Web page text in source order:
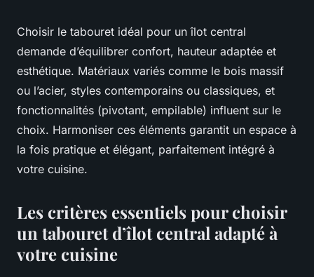
Choisir le tabouret idéal pour un îlot central
demande d’équilibrer confort, hauteur adaptée et
esthétique. Matériaux variés comme le bois massif
ou l’acier, styles contemporains ou classiques, et
fonctionnalités (pivotant, empilable) influent sur le
choix. Harmoniser ces éléments garantit un espace à
la fois pratique et élégant, parfaitement intégré à
votre cuisine.
Les critères essentiels pour choisir
un tabouret d’îlot central adapté à
votre cuisine